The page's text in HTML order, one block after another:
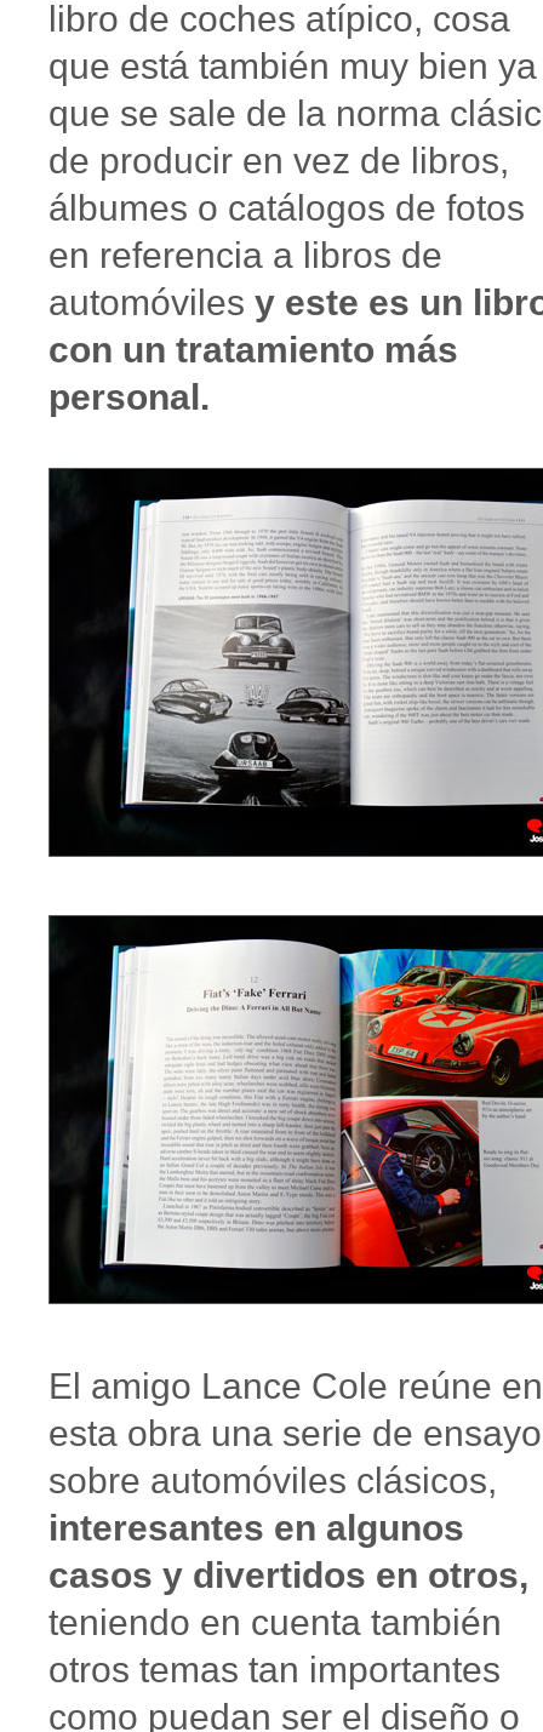
libro de coches atípico, cosa
que está también muy bien ya
que se sale de la norma
de producir en vez de libros,
álbumes o catálogos de fotos
en referencia a libros de
automóviles y este es un
con un tratamiento más
personal.
El amigo Lance Cole reúne en
esta obra una serie de
sobre automóviles clásicos,
interesantes en algunos
casos y divertidos en otros,
teniendo en cuenta también
otros temas tan importantes
como puedan ser el diseño o